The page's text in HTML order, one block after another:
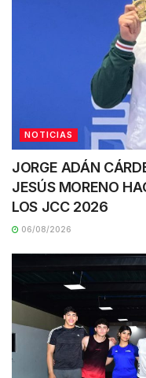
NOTICIAS
JORGE ADÁN
JESÚS MORENO
LOS JCC 2026
06/08/2026